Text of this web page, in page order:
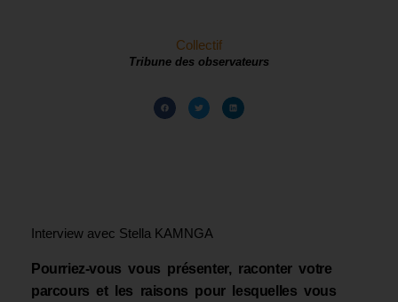
Collectif
Tribune des observateurs
Interview avec Stella KAMNGA
Pourriez-vous vous présenter, raconter votre
parcours et les raisons pour lesquelles vous